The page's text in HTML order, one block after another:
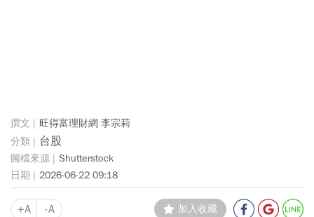
旺得富理財網 李宗莉
台股
Shutterstock
2026-06-22 09:18
+A -A 加入收藏